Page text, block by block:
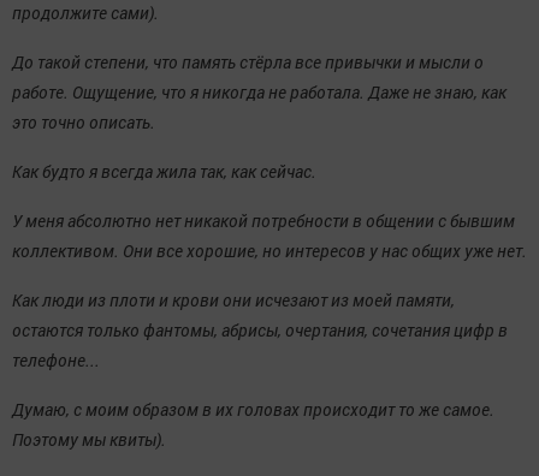
продолжите сами).
До такой степени, что память стёрла все привычки и мысли о
работе. Ощущение, что я никогда не работала. Даже не знаю, как
это точно описать.
Как будто я всегда жила так, как сейчас.
У меня абсолютно нет никакой потребности в общении с бывшим
коллективом. Они все хорошие, но интересов у нас общих уже нет.
Как люди из плоти и крови они исчезают из моей памяти,
остаются только фантомы, абрисы, очертания, сочетания цифр в
телефоне...
Думаю, с моим образом в их головах происходит то же самое.
Поэтому мы квиты).